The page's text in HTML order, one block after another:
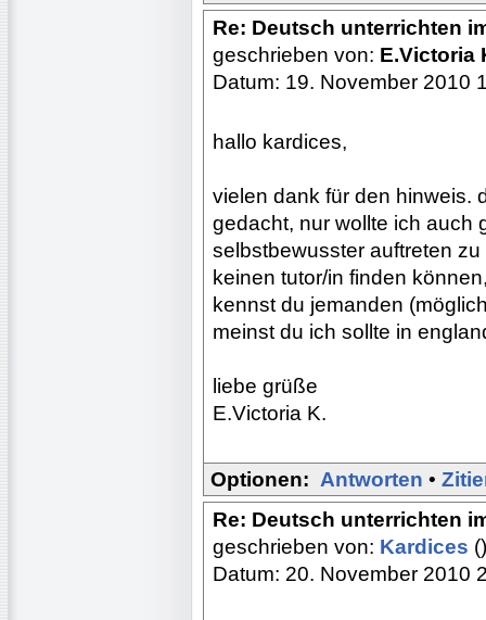
Re: Deutsch unterrichten
geschrieben von: E.Victoria
Datum: 19. November 2010
hallo kardices,
vielen dank für den hinweis.
gedacht, nur wollte ich auch
selbstbewusster auftreten
keinen tutor/in finden
kennst du jemanden
meinst du ich sollte in
liebe grüße
E.Victoria K.
Optionen: Antworten •
Re: Deutsch unterrichten
geschrieben von: Kardices ()
Datum: 20. November 2010